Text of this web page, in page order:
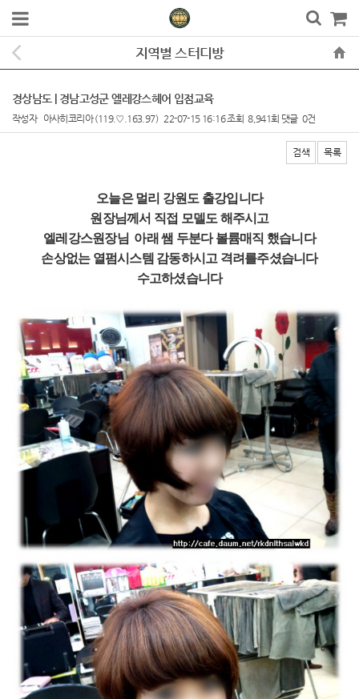
지역별 스터디방
경상남도 | 경남고성군 엘레강스헤어 입점교육
작성자 아사히코리아(119.♡.163.97) 22-07-15 16:16조회 8,941회 댓글 0건
검색 목록
오늘은 멀리 강원도 출강입니다
원장님께서 직접 모델도 해주시고
엘레강스원장님 아래 쌤 두분다 볼륨매직 했습니다
손상없는 열펌시스템 감동하시고 격려를주셨습니다
수고하셨습니다